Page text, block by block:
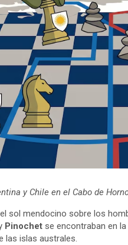
y Chile en el Cabo de
sol mendocino sobre los
Pinochet se encontraban en
las islas australes.